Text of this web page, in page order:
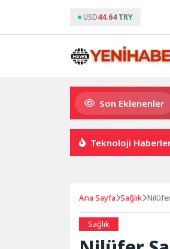
USD44.64 TRY
Son Eklenenler
Gupi ve Gülmeyen Kral
Teknoloji
Ana Sayfa Sağlık
Sağlık